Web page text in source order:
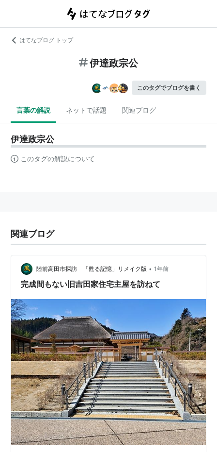
はてなブログ トップ
伊達政宗公
このタグでブログを書く
言葉の解説 ネットで話題 関連ブログ
伊達政宗公
このタグの解説について
関連ブログ
陸前高田市探訪 「甦る記憶」リメイク版 • 1年前
完成間もない旧吉田家住宅主屋を訪ねて